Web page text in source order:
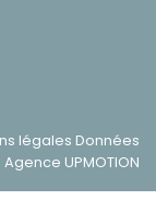
légales Données
Agence UPMOTION